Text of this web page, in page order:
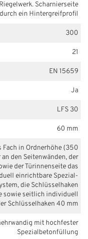
Scharnierseite
ein Hintergreifprofil
300
21
EN 15659
Ja
LFS 30
60 mm
Fach in Ordnerhöhe (350
den Seitenwänden, der
der Türinnenseite das
einrichtbare Spezial-
die Schlüsselhaken
sowie seitlich individuell
Schlüsselhaken 40 mm
mit hochfester
Spezialbetonfüllung